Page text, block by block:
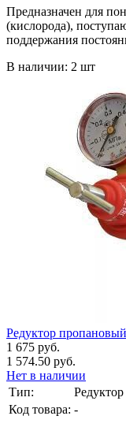
Предназначен для
(кислорода),
поддержания
В наличии: 2 шт
Редуктор
1 675 руб.
1 574.50 руб.
Нет в наличии
Тип:
Редуктор
Код товара: -